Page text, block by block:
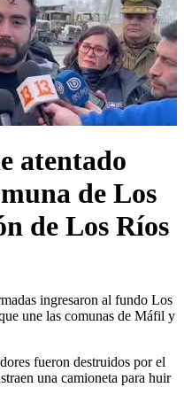
atentado
de Los
de Los Ríos
ingresaron al fundo Los
une las comunas de Máfil y
fueron destruidos por el
una camioneta para huir